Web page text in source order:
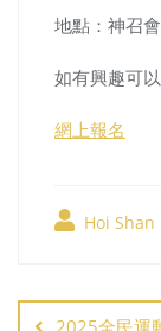
地點：神召
如有興趣可
網上報名
Hoi Shan
navigation